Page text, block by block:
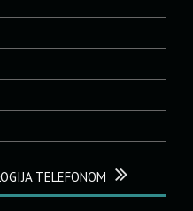
TELEFONOM